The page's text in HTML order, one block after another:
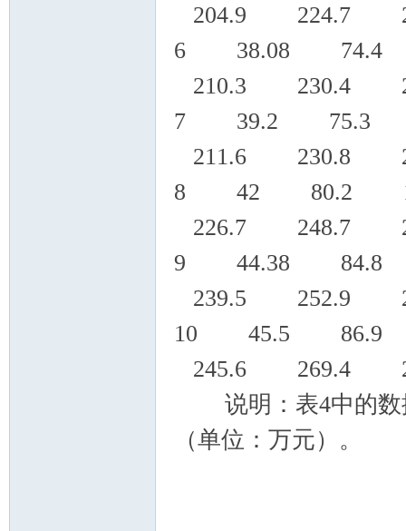
204.9 224.7
6 38.08 74.4
210.3 230.4
7 39.2 75.3
211.6 230.8
8 42 80.2
226.7 248.7
9 44.38 84.8
239.5 252.9
10 45.5
245.6 269.4
说明：表4中的数
（单位：万元）。